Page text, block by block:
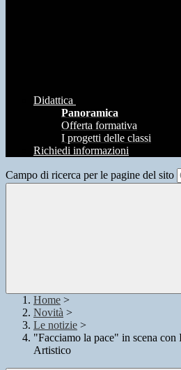
Didattica
Panoramica
Offerta formativa
I progetti delle classi
Richiedi informazioni
Campo di ricerca per le pagine del sito
Home >
Novità >
Le notizie >
"Facciamo la pace" in scena
Artistico